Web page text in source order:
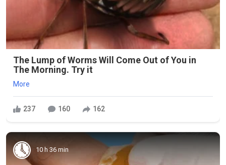
The Lump of Worms Will Come Out of You in
The Morning. Try it
More
237 160 162
10 h 36 min